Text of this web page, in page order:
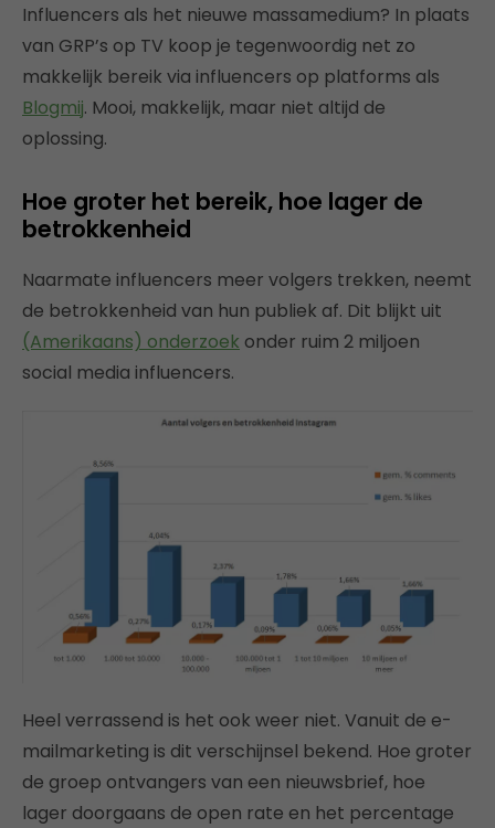
Influencers als het nieuwe massamedium? In plaats
van GRP’s op TV koop je tegenwoordig net zo
makkelijk bereik via influencers op platforms als
Blogmij. Mooi, makkelijk, maar niet altijd de
oplossing.
Hoe groter het bereik, hoe lager de
betrokkenheid
Naarmate influencers meer volgers trekken, neemt
de betrokkenheid van hun publiek af. Dit blijkt uit
(Amerikaans) onderzoek onder ruim 2 miljoen
social media influencers.
Heel verrassend is het ook weer niet. Vanuit de e-
mailmarketing is dit verschijnsel bekend. Hoe groter
de groep ontvangers van een nieuwsbrief, hoe
lager doorgaans de open rate en het percentage